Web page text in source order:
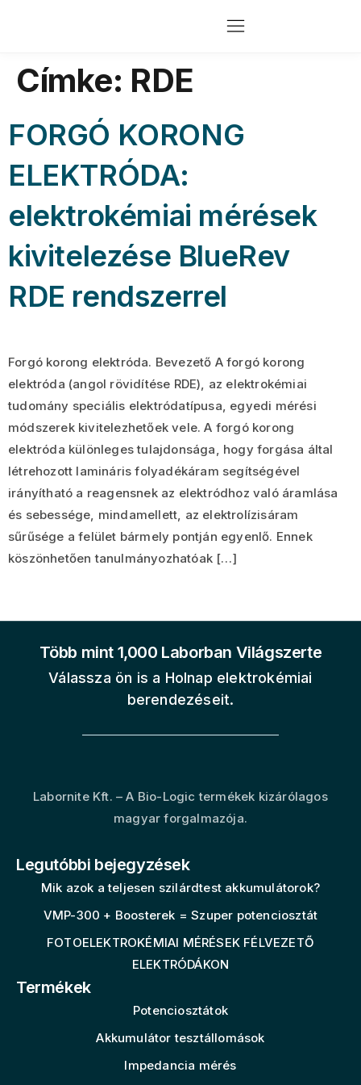
Címke: RDE
FORGÓ KORONG
ELEKTRÓDA:
elektrokémiai mérések
kivitelezése BlueRev
RDE rendszerrel
Forgó korong elektróda. Bevezető A forgó korong
elektróda (angol rövidítése RDE), az elektrokémiai
tudomány speciális elektródatípusa, egyedi mérési
módszerek kivitelezhetőek vele. A forgó korong
elektróda különleges tulajdonsága, hogy forgása által
létrehozott lamináris folyadékáram segítségével
irányítható a reagensnek az elektródhoz való áramlása
és sebessége, mindamellett, az elektrolízisáram
sűrűsége a felület bármely pontján egyenlő. Ennek
köszönhetően tanulmányozhatóak […]
Több mint 1,000 Laborban Világszerte
Válassza ön is a Holnap elektrokémiai
berendezéseit.
Labornite Kft. – A Bio-Logic termékek kizárólagos
magyar forgalmazója.
Legutóbbi bejegyzések
Mik azok a teljesen szilárdtest akkumulátorok?
VMP-300 + Boosterek = Szuper potenciosztát
FOTOELEKTROKÉMIAI MÉRÉSEK FÉLVEZETŐ
ELEKTRÓDÁKON
Termékek
Potenciosztátok
Akkumulátor tesztállomások
Impedancia mérés